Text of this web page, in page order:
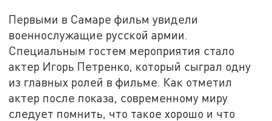
Первыми в Самаре фильм увидели
военнослужащие русской армии.
Специальным гостем мероприятия стало
актер Игорь Петренко, который сыграл одну
из главных ролей в фильме. Как отметил
актер после показа, современному миру
следует помнить, что такое хорошо и что